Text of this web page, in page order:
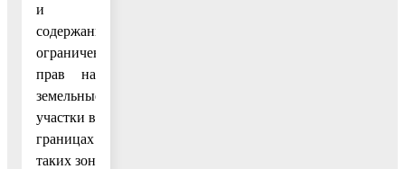
и
содержание
ограничений
прав на
земельные
участки в
границах
таких зон